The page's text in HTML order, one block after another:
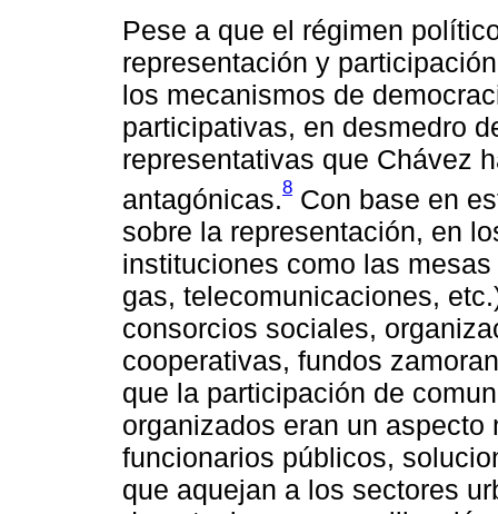
Pese a que el régimen
representación y
los mecanismos de
participativas, en desmedro
representativas que Chávez
antagónicas.8 Con base en
sobre la representación, en
instituciones como las
gas, telecomunicaciones,
consorcios sociales,
cooperativas, fundos
que la participación de
organizados eran un
funcionarios públicos,
que aquejan a los sectores